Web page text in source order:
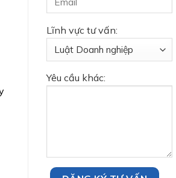
Lĩnh vực tư vấn:
Yêu cầu khác: